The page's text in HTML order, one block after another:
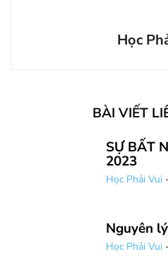
Học
BÀI VIẾT
SỰ BẤT
2023
Học Phải Vui -
Nguyên
Học Phải Vui -